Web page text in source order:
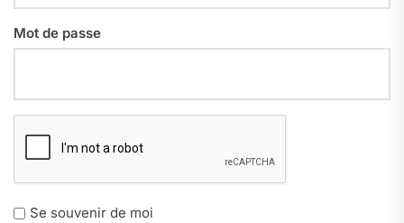
Mot de passe
Se souvenir de moi